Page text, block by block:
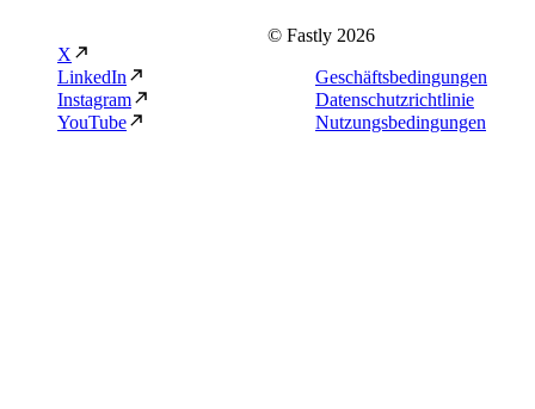
© Fastly 2026
Geschäftsbedingungen
Datenschutzrichtlinie
Nutzungsbedingungen
X
LinkedIn
Instagram
YouTube